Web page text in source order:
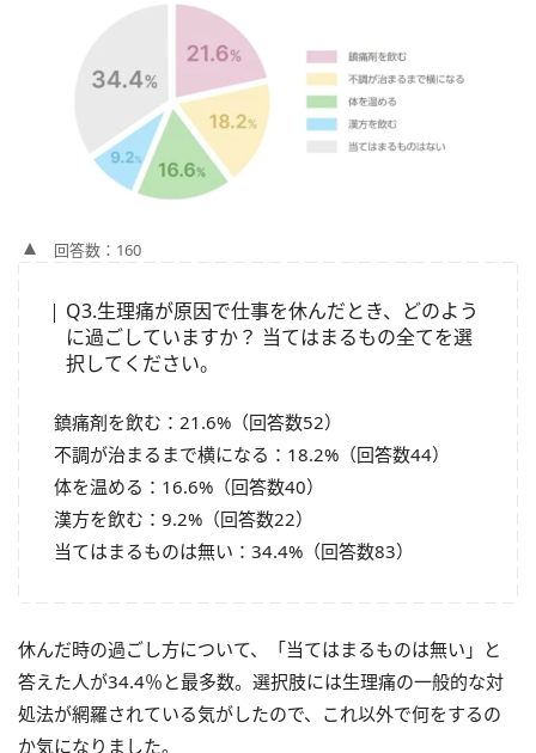
回答数：160
Q3.生理痛が原因で仕事を休んだとき、どのよう
に過ごしていますか？ 当てはまるもの全てを選
択してください。
鎮痛剤を飲む：21.6%（回答数52）
不調が治まるまで横になる：18.2%（回答数44）
体を温める：16.6%（回答数40）
漢方を飲む：9.2%（回答数22）
当てはまるものは無い：34.4%（回答数83）
休んだ時の過ごし方について、「当てはまるものは無い」と
答えた人が34.4％と最多数。選択肢には生理痛の一般的な対
処法が網羅されている気がしたので、これ以外で何をするの
か気になりました。